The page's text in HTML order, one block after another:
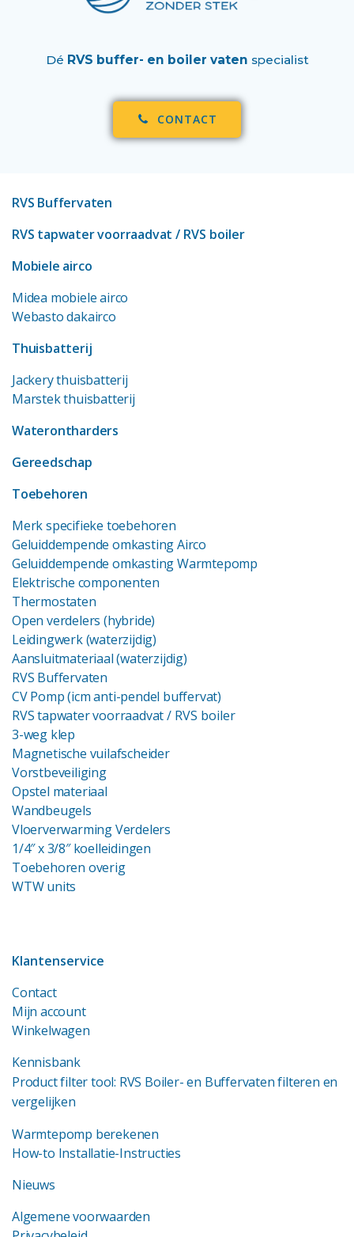
Dé RVS buffer- en boiler vaten specialist
CONTACT
RVS Buffervaten
RVS tapwater voorraadvat / RVS boiler
Mobiele airco
Midea mobiele airco
Webasto dakairco
Thuisbatterij
Jackery thuisbatterij
Marstek thuisbatterij
Waterontharders
Gereedschap
Toebehoren
Merk specifieke toebehoren
Geluiddempende omkasting Airco
Geluiddempende omkasting Warmtepomp
Elektrische componenten
Thermostaten
Open verdelers (hybride)
Leidingwerk (waterzijdig)
Aansluitmateriaal (waterzijdig)
RVS Buffervaten
CV Pomp (icm anti-pendel buffervat)
RVS tapwater voorraadvat/ RVS boiler
3-weg klep
Magnetische vuilafscheider
Vorstbeveiliging
Opstel materiaal
Wandbeugels
Vloerverwarming Verdelers
1/4″ x 3/8″ koelleidingen
Toebehoren overig
WTW units
Klantenservice
Contact
Mijn account
Winkelwagen
Kennisbank
Product filter tool: RVS Boiler- en Buffervaten filteren en
vergelijken
Warmtepomp berekenen
How-to Installatie-Instructies
Nieuws
Algemene voorwaarden